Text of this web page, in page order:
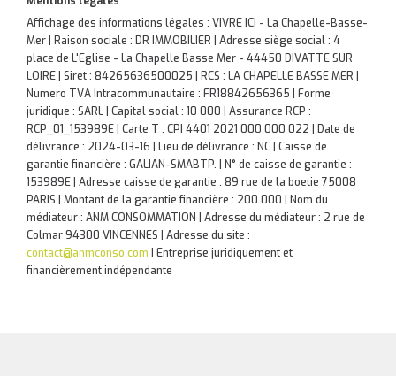
Affichage des informations légales : VIVRE ICI - La Chapelle-Basse-
Mer | Raison sociale : DR IMMOBILIER | Adresse siège social : 4
place de L'Eglise - La Chapelle Basse Mer - 44450 DIVATTE SUR
LOIRE | Siret : 84265636500025 | RCS : LA CHAPELLE BASSE MER |
Numero TVA Intracommunautaire : FR18842656365 | Forme
juridique : SARL | Capital social : 10 000 | Assurance RCP :
RCP_01_153989E | Carte T : CPI 4401 2021 000 000 022 | Date de
délivrance : 2024-03-16 | Lieu de délivrance : NC | Caisse de
garantie financière : GALIAN-SMABTP. | N° de caisse de garantie :
153989E | Adresse caisse de garantie : 89 rue de la boetie 75008
PARIS | Montant de la garantie financière : 200 000 | Nom du
médiateur : ANM CONSOMMATION | Adresse du médiateur : 2 rue de
Colmar 94300 VINCENNES | Adresse du site :
contact@anmconso.com
Entreprise juridiquement et
financièrement indépendante